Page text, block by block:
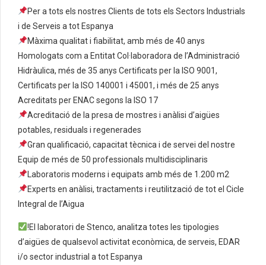
Per a tots els nostres Clients de tots els Sectors Industrials
i de Serveis a tot Espanya
Màxima qualitat i fiabilitat, amb més de 40 anys
Homologats com a Entitat Col·laboradora de l’Administració
Hidràulica, més de 35 anys Certificats per la ISO 9001,
Certificats per la ISO 140001 i 45001, i més de 25 anys
Acreditats per ENAC segons la ISO 17
Acreditació de la presa de mostres i anàlisi d’aigües
potables, residuals i regenerades
Gran qualificació, capacitat tècnica i de servei del nostre
Equip de més de 50 professionals multidisciplinaris
Laboratoris moderns i equipats amb més de 1.200 m2
Experts en anàlisi, tractaments i reutilització de tot el Cicle
Integral de l’Aigua
!El laboratori de Stenco, analitza totes les tipologies
d’aigües de qualsevol activitat econòmica, de serveis, EDAR
i/o sector industrial a tot Espanya